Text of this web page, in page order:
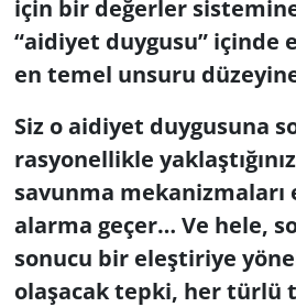
için bir değerler sistemine
“aidiyet duygusu” içinde
en temel unsuru
Siz o aidiyet duygusuna
rasyonellikle
savunma mekanizmaları
alarma geçer… Ve hele,
sonucu bir eleştiriye
olaşacak tepki, her türlü